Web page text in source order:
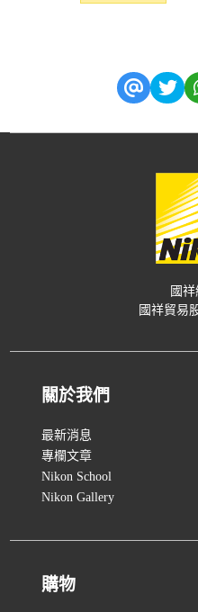
國
國祥貿易
關於我們
最新消息
專欄文章
Nikon School
Nikon Gallery
購物